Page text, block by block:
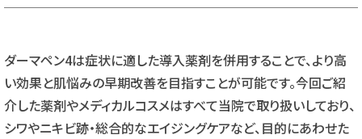
ダーマペン4は症状に適した導入薬剤を併用することで、より高
い効果と肌悩みの早期改善を目指すことが可能です。今回ご紹
介した薬剤やメディカルコスメはすべて当院で取り扱いしており、
シワやニキビ跡・総合的なエイジングケアなど、目的にあわせた